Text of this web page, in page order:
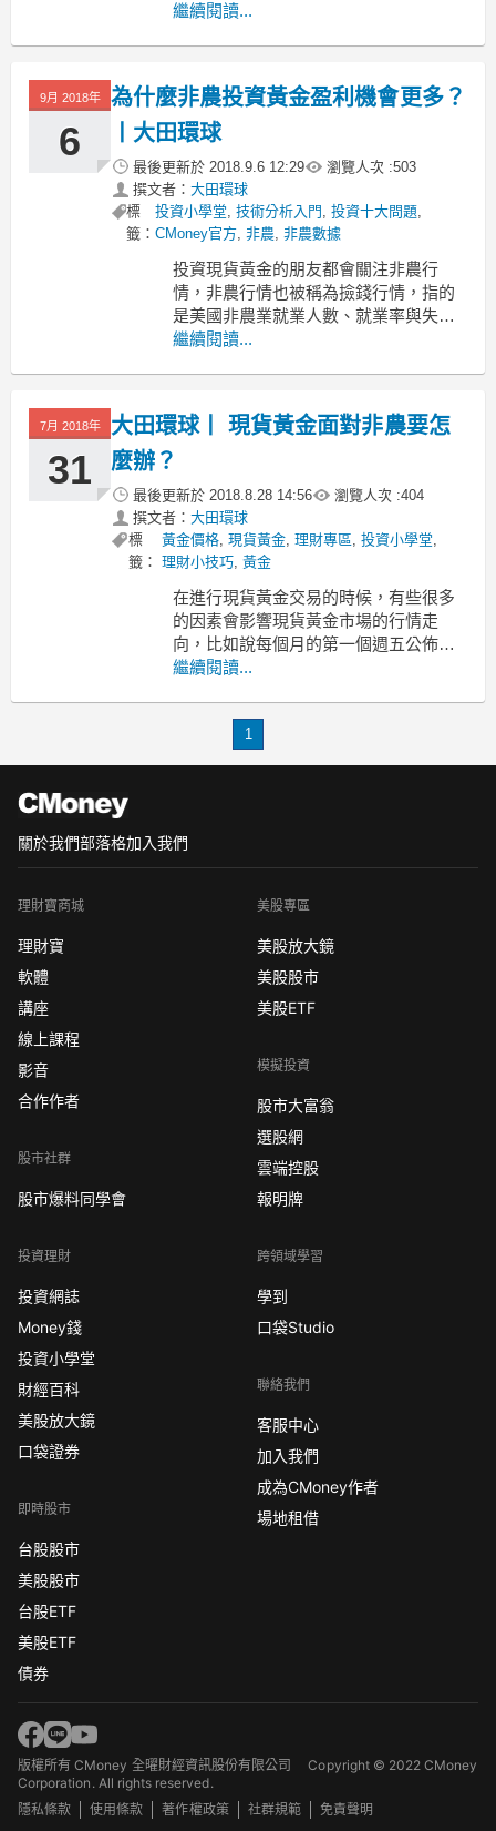
者的盈利機會也大。今晚要到來的就是
一股熱潮。這次非農夜，投資者要做好
哪些準備呢？
1、做好止盈損準備
繼續閱讀...
9月 2018年
6
為什麼非農投資黃金盈利機會更多？
丨大田環球
最後更新於 2018.9.6 12:29 瀏覽人次 :503
撰文者： 大田環球
標
籤：
投資小學堂,技術分析入門 ,投資十大問題,
CMoney官方,非農,非農數據
投資現貨黃金的朋友都會關注非農行
情，非農行情也被稱為撿錢行情，指的
是美國非農業就業人數、就業率與失業
率三個數值，是美國非農業人口就業狀
會更多？投資者如何利用非農行情投資
賺取更大的盈利？大田環球小編今天就
繼續閱讀...
7月 2018年
31
大田環球丨 現貨黃金面對非農要怎
麼辦？
最後更新於 2018.8.28 14:56 瀏覽人次 :404
撰文者： 大田環球
標
籤：
黃金價格,現貨黃金,理財專區,投資小學堂,
理財小技巧,黃金
在進行現貨黃金交易的時候，有些很多
的因素會影響現貨黃金市場的行情走
向，比如說每個月的第一個週五公佈的
美國非農數據。非農數據就是美國非農
怎麼辦呢？
繼續閱讀...
1
關於我們部落格加入我們
理財寶商城
理財寶
軟體
講座
線上課程
影音
合作作者
股市社群
股市爆料同學會
投資理財
投資網誌
Money錢
投資小學堂
財經百科
美股放大鏡
口袋證券
即時股市
台股股市
美股股市
台股ETF
美股ETF
債券
美股專區
美股放大鏡
美股股市
美股ETF
模擬投資
股市大富翁
選股網
雲端控股
報明牌
跨領域學習
學到
口袋Studio
聯絡我們
客服中心
加入我們
成為CMoney作者
場地租借
版權所有 CMoney 全曜財經資訊股份有限公司Copyright © 2022 CMoney
Corporation. All rights reserved.
隱私條款
使用條款 著作權政策 社群規範 免責聲明